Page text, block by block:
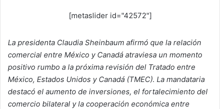
[metaslider id="42572"]
La presidenta Claudia Sheinbaum afirmó que la relación
comercial entre México y Canadá atraviesa un momento
positivo rumbo a la próxima revisión del Tratado entre
México, Estados Unidos y Canadá (TMEC). La mandataria
destacó el aumento de inversiones, el fortalecimiento del
comercio bilateral y la cooperación económica entre